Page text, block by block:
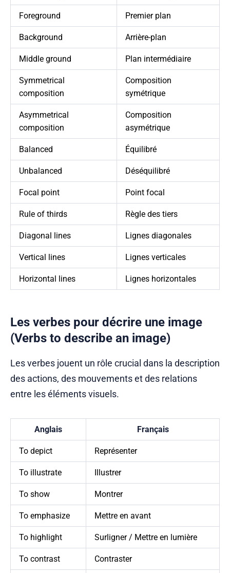
Foreground Premier plan
Background Arrière-plan
Middle ground Plan intermédiaire
Symmetrical
composition
Composition
symétrique
Asymmetrical
composition
Composition
asymétrique
Balanced Équilibré
Unbalanced Déséquilibré
Focal point Point focal
Rule of thirds Règle des tiers
Diagonal lines Lignes diagonales
Vertical lines Lignes verticales
Horizontal lines Lignes horizontales
Les verbes pour décrire une image
(Verbs to describe an image)
Les verbes jouent un rôle crucial dans la description
des actions, des mouvements et des relations
entre les éléments visuels.
Anglais Français
To depict Représenter
To illustrate Illustrer
To show Montrer
To emphasize Mettre en avant
To highlight Surligner / Mettre en lumière
To contrast Contraster